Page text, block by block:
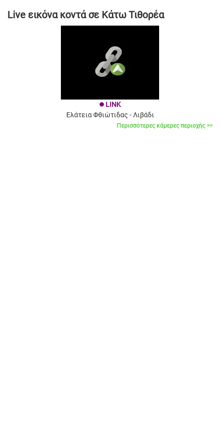
Live εικόνα κοντά σε Κάτω Τιθορέα
brightness_1 LINK
Ελάτεια Φθιώτιδας - Λιβάδι
Περισσότερες κάμερες περιοχής >>